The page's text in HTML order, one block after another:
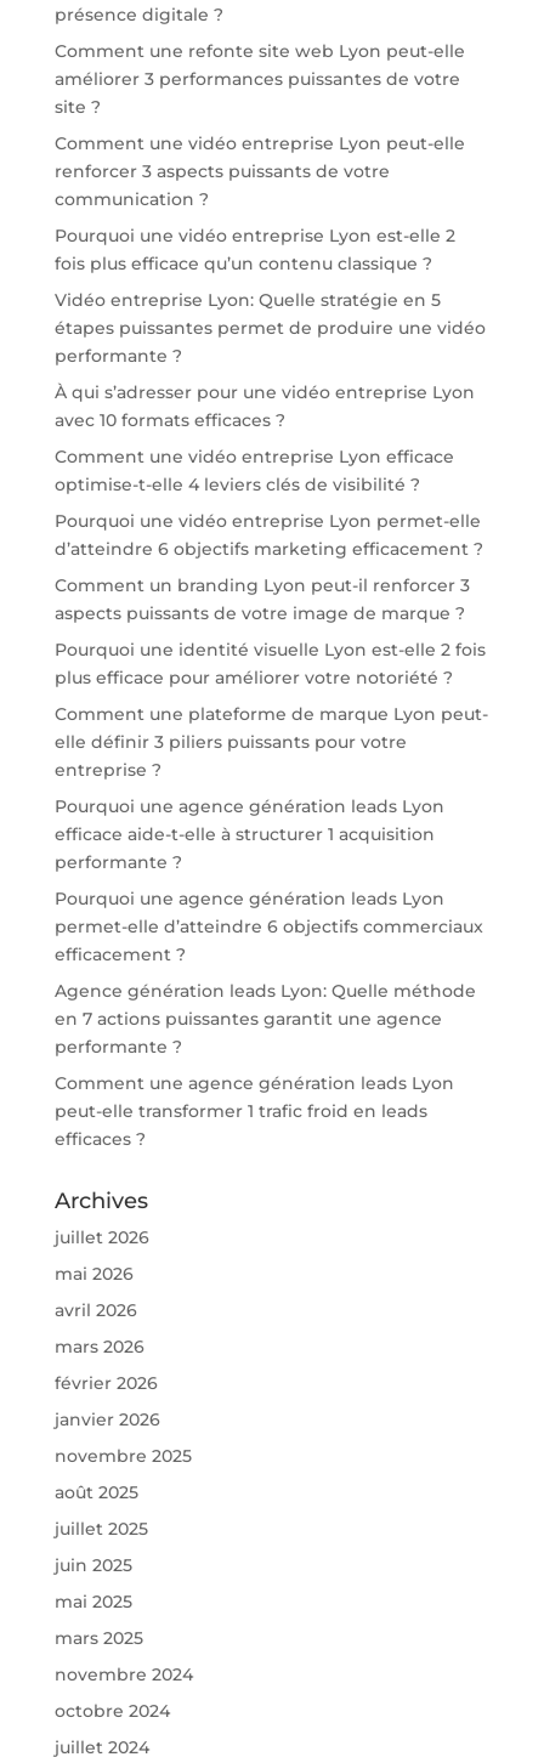
présence digitale ?
Comment une refonte site web Lyon peut-elle
améliorer 3 performances puissantes de votre
site ?
Comment une vidéo entreprise Lyon peut-elle
renforcer 3 aspects puissants de votre
communication ?
Pourquoi une vidéo entreprise Lyon est-elle 2
fois plus efficace qu’un contenu classique ?
Vidéo entreprise Lyon: Quelle stratégie en 5
étapes puissantes permet de produire une vidéo
performante ?
À qui s’adresser pour une vidéo entreprise Lyon
avec 10 formats efficaces ?
Comment une vidéo entreprise Lyon efficace
optimise-t-elle 4 leviers clés de visibilité ?
Pourquoi une vidéo entreprise Lyon permet-elle
d’atteindre 6 objectifs marketing efficacement ?
Comment un branding Lyon peut-il renforcer 3
aspects puissants de votre image de marque ?
Pourquoi une identité visuelle Lyon est-elle 2 fois
plus efficace pour améliorer votre notoriété ?
Comment une plateforme de marque Lyon peut-
elle définir 3 piliers puissants pour votre
entreprise ?
Pourquoi une agence génération leads Lyon
efficace aide-t-elle à structurer 1 acquisition
performante ?
Pourquoi une agence génération leads Lyon
permet-elle d’atteindre 6 objectifs commerciaux
efficacement ?
Agence génération leads Lyon: Quelle méthode
en 7 actions puissantes garantit une agence
performante ?
Comment une agence génération leads Lyon
peut-elle transformer 1 trafic froid en leads
efficaces ?
Archives
juillet 2026
mai 2026
avril 2026
mars 2026
février 2026
janvier 2026
novembre 2025
août 2025
juillet 2025
juin 2025
mai 2025
mars 2025
novembre 2024
octobre 2024
juillet 2024